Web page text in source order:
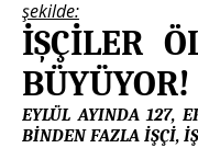
şekilde:
İŞÇİLER
BÜYÜYOR!
EYLÜL AYINDA 127,
BİNDEN FAZLA İŞÇİ,